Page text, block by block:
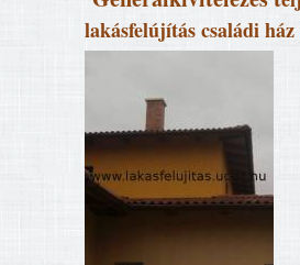
lakásfelújítás családi